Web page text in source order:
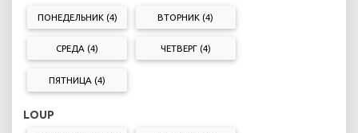
ПОНЕДЕЛЬНИК (4) ВТОРНИК (4)
СРЕДА (4) ЧЕТВЕРГ (4)
ПЯТНИЦА (4)
LOUP